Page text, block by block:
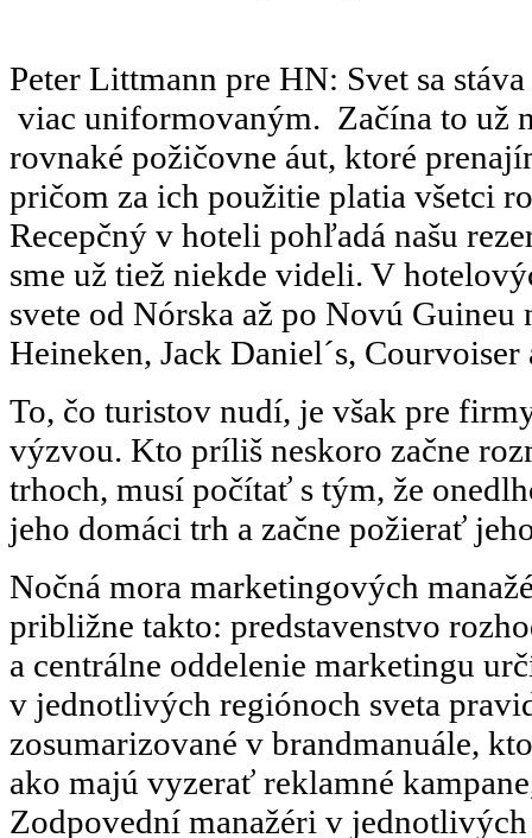
Peter Littmann pre HN: Svet sa
viac uniformovaným. Začína to už
rovnaké požičovne áut, ktoré
pričom za ich použitie platia všetci
Recepčný v hoteli pohľadá našu
sme už tiež niekde videli. V
svete od Nórska až po Novú Guineu
Heineken, Jack Daniel´s, Courvoiser
To, čo turistov nudí, je však pre
výzvou. Kto príliš neskoro začne
trhoch, musí počítať s tým, že
jeho domáci trh a začne požierať
Nočná mora marketingových
približne takto: predstavenstvo
a centrálne oddelenie marketingu
v jednotlivých regiónoch sveta
zosumarizované v brandmanuále,
ako majú vyzerať reklamné
Zodpovední manažéri v